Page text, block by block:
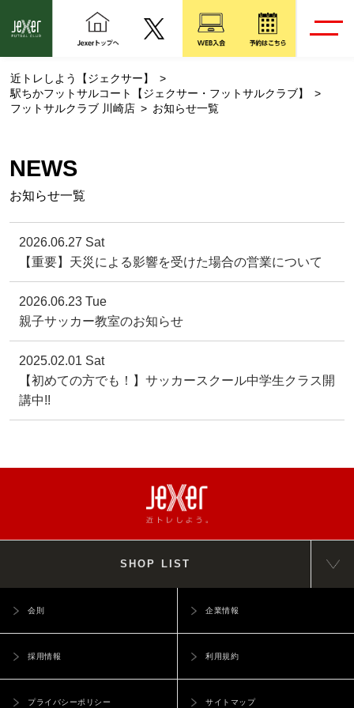
近トレしよう【ジェクサー】
駅ちかフットサルコート【ジェクサー・フットサルクラブ】
フットサルクラブ 川崎店
お知らせ一覧
NEWS
お知らせ一覧
2026.06.27 Sat
【重要】天災による影響を受けた場合の営業について
2026.06.23 Tue
親子サッカー教室のお知らせ
2025.02.01 Sat
【初めての方でも！】サッカースクール中学生クラス開
講中!!
SHOP LIST
会則 企業情報
採用情報 利用規約
プライバシーポリシー サイトマップ